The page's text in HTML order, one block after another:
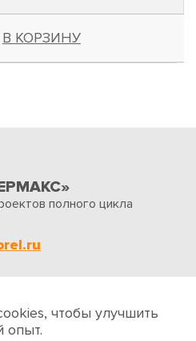
В КОРЗИНУ
полного цикла
чтобы улучшить
опыт.